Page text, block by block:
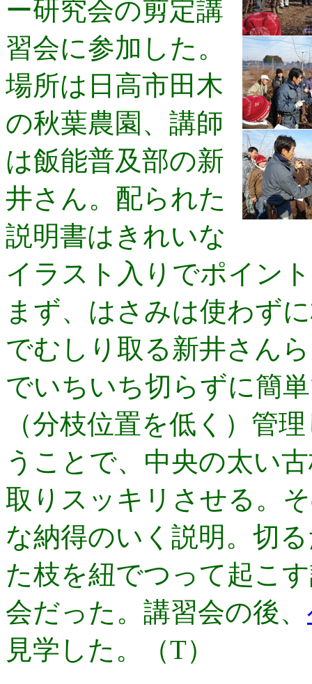
ー研究会の剪定講
習会に参加した。
場所は日高市田木
の秋葉農園、講師
は飯能普及部の新
井さん。配られた
説明書はきれいな
イラスト入りでポイン
まず、はさみは使わず
でむしり取る新井さん
でいちいち切らずに簡
（分枝位置を低く）管
うことで、中央の太い
取りスッキリさせる。
な納得のいく説明。切
た枝を紐でつって起こ
会だった。講習会の後、
見学した。（T）